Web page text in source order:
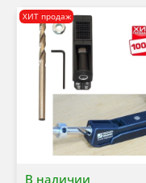
В наличии
ХИТ продаж